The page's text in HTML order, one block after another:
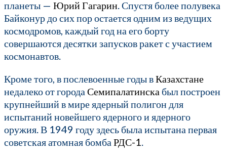
планеты — Юрий Гагарин. Спустя более полувека
Байконур до сих пор остается одним из ведущих
космодромов, каждый год на его борту
совершаются десятки запусков ракет с участием
космонавтов.
Кроме того, в послевоенные годы вКазахстане
недалеко от города Семипалатинска был построен
крупнейший в мире ядерный полигон для
испытаний новейшего ядерного и ядерного
оружия. В 1949 году здесь была испытана первая
советская атомная бомба РДС-1.